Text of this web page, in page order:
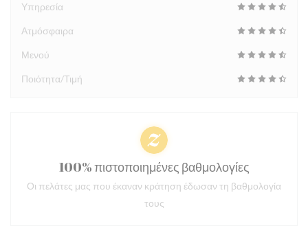
Υπηρεσία
Ατμόσφαιρα
Μενού
Ποιότητα/Τιμή
100% πιστοποιημένες βαθμολογίες
Οι πελάτες μας που έκαναν κράτηση έδωσαν τη βαθμολογία
τους